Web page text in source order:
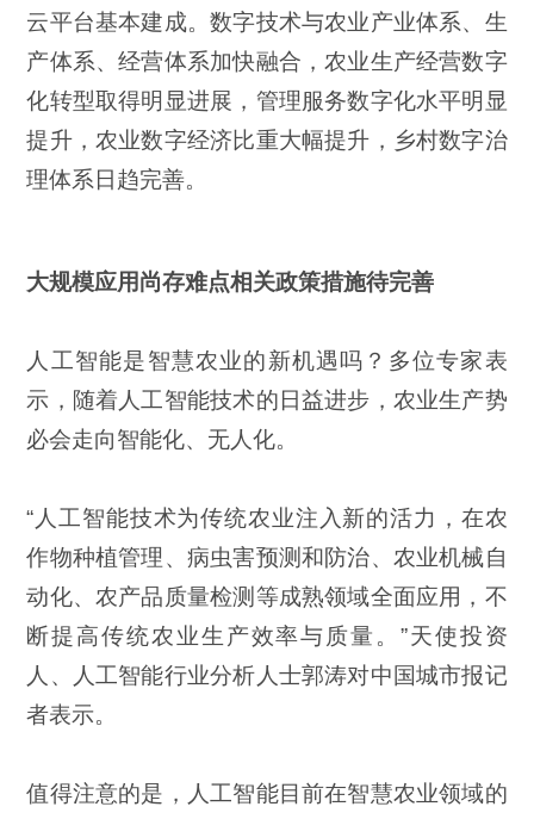
云平台基本建成。数字技术与农业产业体系、生
产体系、经营体系加快融合，农业生产经营数字
化转型取得明显进展，管理服务数字化水平明显
提升，农业数字经济比重大幅提升，乡村数字治
理体系日趋完善。
大规模应用尚存难点相关政策措施待完善
人工智能是智慧农业的新机遇吗？多位专家表
示，随着人工智能技术的日益进步，农业生产势
必会走向智能化、无人化。
“人工智能技术为传统农业注入新的活力，在农
作物种植管理、病虫害预测和防治、农业机械自
动化、农产品质量检测等成熟领域全面应用，不
断提高传统农业生产效率与质量。”天使投资
人、人工智能行业分析人士郭涛对中国城市报记
者表示。
值得注意的是，人工智能目前在智慧农业领域的